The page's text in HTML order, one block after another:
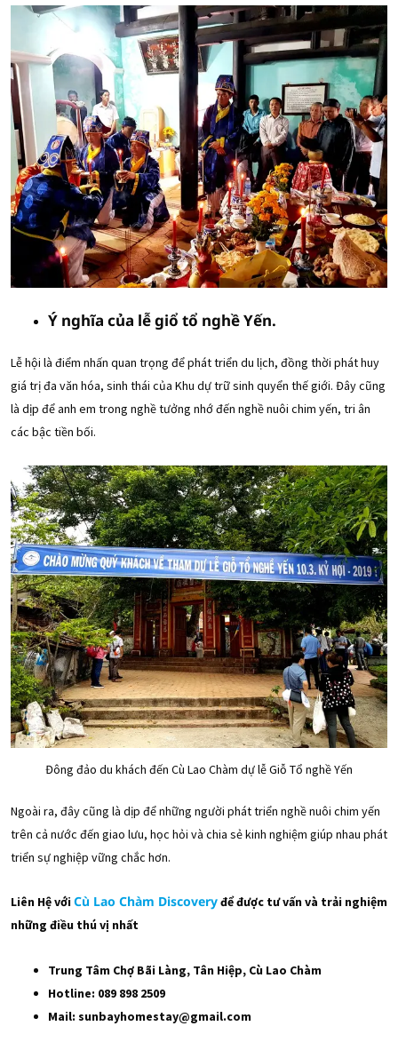
Ý nghĩa của lễ giổ tổ nghề Yến.
Lễ hội là điểm nhấn quan trọng để phát triển du lịch, đồng thời phát huy
giá trị đa văn hóa, sinh thái của Khu dự trữ sinh quyển thế giới. Đây cũng
là dịp để anh em trong nghề tưởng nhớ đến nghề nuôi chim yến, tri ân
các bậc tiền bối.
Đông đảo du khách đến Cù Lao Chàm dự lễ Giỗ Tổ nghề Yến
Ngoài ra, đây cũng là dịp để những người phát triển nghề nuôi chim yến
trên cả nước đến giao lưu, học hỏi và chia sẻ kinh nghiệm giúp nhau phát
triển sự nghiệp vững chắc hơn.
Liên Hệ với Cù Lao Chàm Discoveryđể được tư vấn và trải nghiệm
những điều thú vị nhất
Trung Tâm Chợ Bãi Làng, Tân Hiệp, Cù Lao Chàm
Hotline: 089 898 2509
Mail: sunbayhomestay@gmail.com